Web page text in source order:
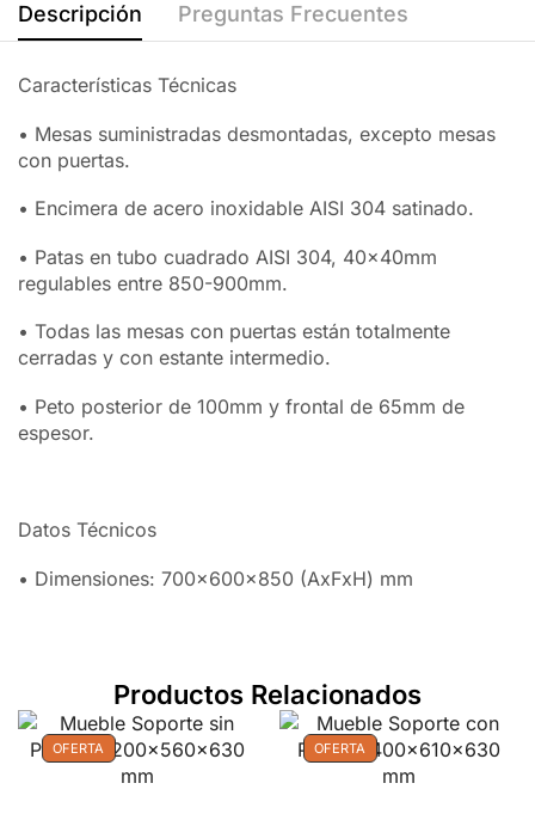
Descripción Preguntas Frecuentes
Características Técnicas
• Mesas suministradas desmontadas, excepto mesas
con puertas.
• Encimera de acero inoxidable AISI 304 satinado.
• Patas en tubo cuadrado AISI 304, 40x40mm
regulables entre 850-900mm.
• Todas las mesas con puertas están totalmente
cerradas y con estante intermedio.
• Peto posterior de 100mm y frontal de 65mm de
espesor.
Datos Técnicos
• Dimensiones: 700x600x850 (AxFxH) mm
Productos Relacionados
OFERTA OFERTA